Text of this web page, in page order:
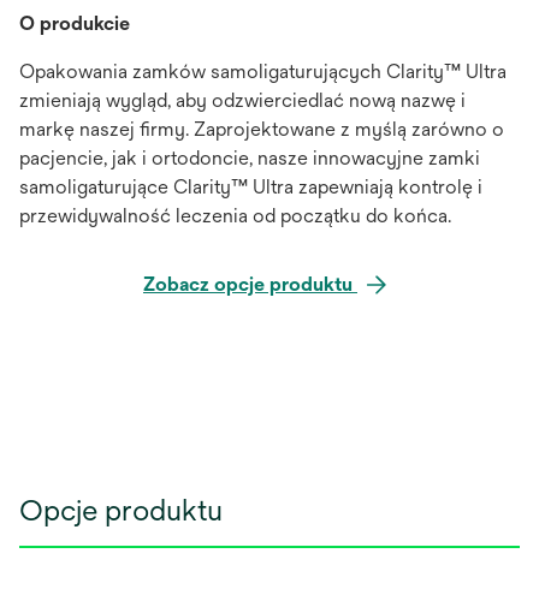
O produkcie
Opakowania zamków samoligaturujących Clarity™ Ultra
zmieniają wygląd, aby odzwierciedlać nową nazwę i
markę naszej firmy. Zaprojektowane z myślą zarówno o
pacjencie, jak i ortodoncie, nasze innowacyjne zamki
samoligaturujące Clarity™ Ultra zapewniają kontrolę i
przewidywalność leczenia od początku do końca.
Zobacz opcje produktu
Opcje produktu